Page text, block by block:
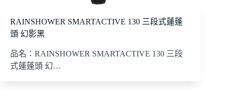
RAINSHOWER SMARTACTIVE 130 三段式蓮蓬
頭 幻影黑
品名：RAINSHOWER SMARTACTIVE 130 三段
式蓮蓬頭 幻…